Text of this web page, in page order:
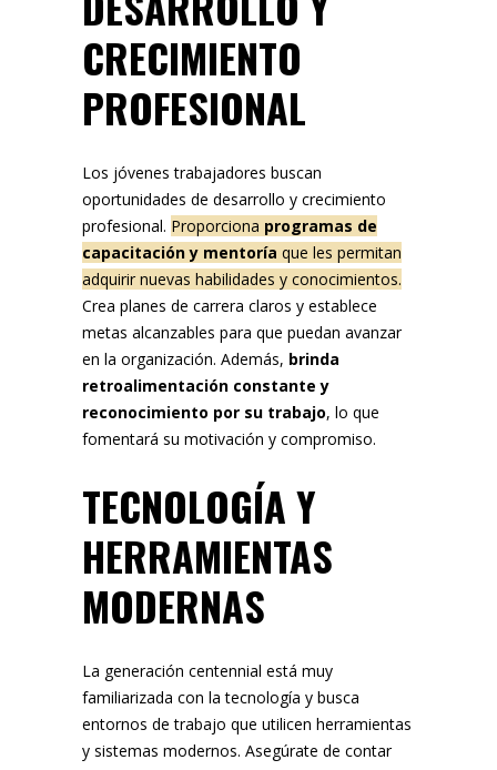
CRECIMIENTO
PROFESIONAL
Los jóvenes trabajadores buscan
oportunidades de desarrollo y crecimiento
profesional. Proporciona programas de
capacitación y mentoría que les permitan
adquirir nuevas habilidades y conocimientos.
Crea planes de carrera claros y establece
metas alcanzables para que puedan avanzar
en la organización. Además, brinda
retroalimentación constante y
reconocimiento por su trabajo, lo que
fomentará su motivación y compromiso.
TECNOLOGÍA Y
HERRAMIENTAS
MODERNAS
La generación centennial está muy
familiarizada con la tecnología y busca
entornos de trabajo que utilicen herramientas
y sistemas modernos. Asegúrate de contar